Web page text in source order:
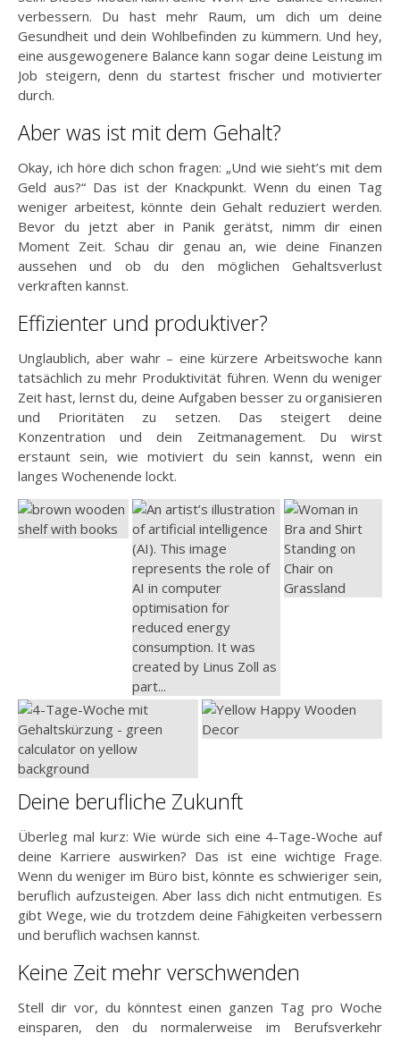
verbessern. Du hast mehr Raum, um dich um deine
Gesundheit und dein Wohlbefinden zu kümmern. Und hey,
eine ausgewogenere Balance kann sogar deine Leistung im
Job steigern, denn du startest frischer und motivierter
durch.
Aber was ist mit dem Gehalt?
Okay, ich höre dich schon fragen: „Und wie sieht’s mit dem
Geld aus?“ Das ist der Knackpunkt. Wenn du einen Tag
weniger arbeitest, könnte dein Gehalt reduziert werden.
Bevor du jetzt aber in Panik gerätst, nimm dir einen
Moment Zeit. Schau dir genau an, wie deine Finanzen
aussehen und ob du den möglichen Gehaltsverlust
verkraften kannst.
Effizienter und produktiver?
Unglaublich, aber wahr – eine kürzere Arbeitswoche kann
tatsächlich zu mehr Produktivität führen. Wenn du weniger
Zeit hast, lernst du, deine Aufgaben besser zu organisieren
und Prioritäten zu setzen. Das steigert deine
Konzentration und dein Zeitmanagement. Du wirst
erstaunt sein, wie motiviert du sein kannst, wenn ein
langes Wochenende lockt.
Deine berufliche Zukunft
Überleg mal kurz: Wie würde sich eine 4-Tage-Woche auf
deine Karriere auswirken? Das ist eine wichtige Frage.
Wenn du weniger im Büro bist, könnte es schwieriger sein,
beruflich aufzusteigen. Aber lass dich nicht entmutigen. Es
gibt Wege, wie du trotzdem deine Fähigkeiten verbessern
und beruflich wachsen kannst.
Keine Zeit mehr verschwenden
Stell dir vor, du könntest einen ganzen Tag pro Woche
einsparen, den du normalerweise im Berufsverkehr